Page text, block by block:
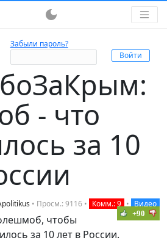
dark_mode
Забыли пароль?
- что
за 10
• Просм.: 9116 • Комм.: 9 • Видео
+90
чтобы
за 10 лет в России.